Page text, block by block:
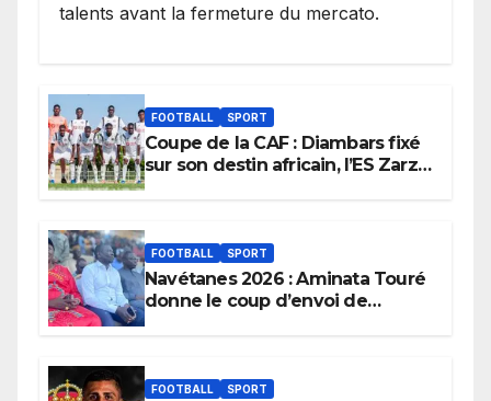
talents avant la fermeture du mercato.
FOOTBALL SPORT
Coupe de la CAF : Diambars fixé
sur son destin africain, l’ES Zarzis
FOOTBALL SPORT
Navétanes 2026 : Aminata Touré
donne le coup d’envoi de
apaisées.
FOOTBALL SPORT